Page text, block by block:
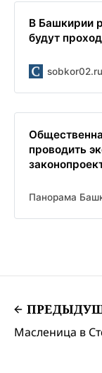
В Башкирии
будут
sobkor02.ru
проводить
Панорама
Масленица в